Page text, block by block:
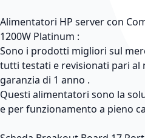
Alimentatori HP server con
1200W Platinum :
Sono i prodotti migliori sul
tutti testati e revisionati pari al
garanzia di 1 anno .
Questi alimentatori sono la
e per funzionamento a pieno